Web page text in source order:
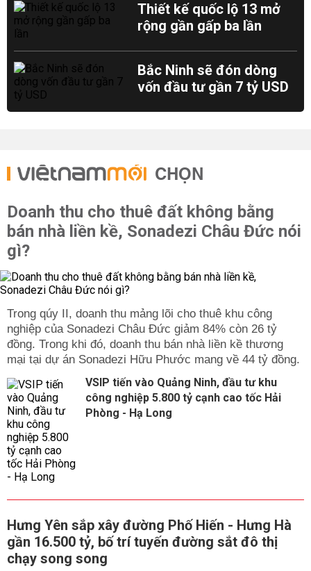
Thiết kế quốc lộ 13 mở
rộng gần gấp ba lần
Bắc Ninh sẽ đón dòng
vốn đầu tư gần 7 tỷ USD
CHỌN
Doanh thu cho thuê đất không bằng
bán nhà liền kề, Sonadezi Châu Đức nói
gì?
Trong qúy II, doanh thu mảng lõi cho thuê khu công
nghiệp của Sonadezi Châu Đức giảm 84% còn 26 tỷ
đồng. Trong khi đó, doanh thu bán nhà liền kề thương
mại tại dự án Sonadezi Hữu Phước mang về 44 tỷ đồng.
VSIP tiến vào Quảng Ninh, đầu tư khu
công nghiệp 5.800 tỷ cạnh cao tốc Hải
Phòng - Hạ Long
Hưng Yên sắp xây đường Phố Hiến - Hưng Hà
gần 16.500 tỷ, bố trí tuyến đường sắt đô thị
chạy song song